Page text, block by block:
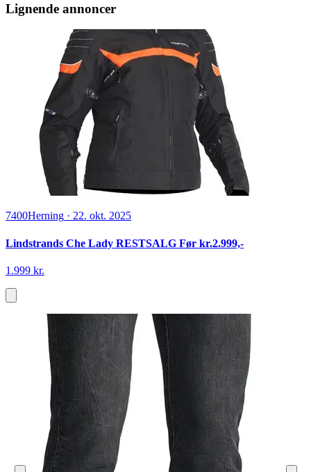
Lignende annoncer
7400Herning · 22. okt. 2025
Lindstrands Che Lady RESTSALG Før kr.2.999,-
1.999 kr.